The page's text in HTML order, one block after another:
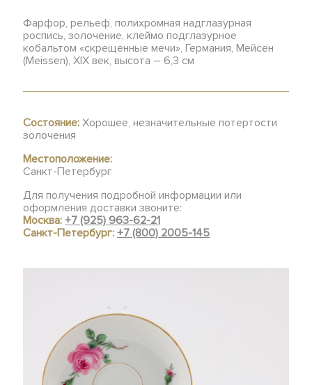
Фарфор, рельеф, полихромная надглазурная
роспись, золочение, клеймо подглазурное
кобальтом «скрещенные мечи», Германия, Мейсен
(Meissen), XIX век, высота – 6,3 см
Состояние: Хорошее, незначительные потертости
золочения
Местоположение:
Санкт-Петербург
Для получения подробной информации или
оформления доставки звоните:
Москва:+7 (925) 963-62-21
Санкт-Петербург:+7 (800) 2005-145